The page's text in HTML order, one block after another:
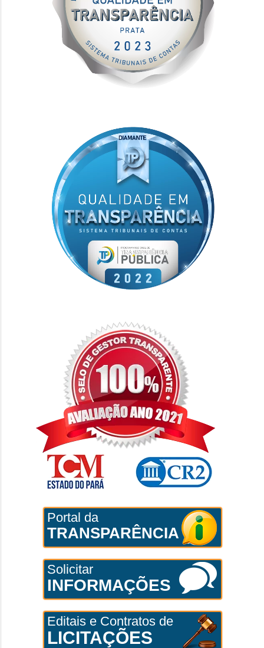
Portal da
TRANSPARÊNCIA
Solicitar
INFORMAÇÕES
Editais e Contratos de
LICITAÇÕES